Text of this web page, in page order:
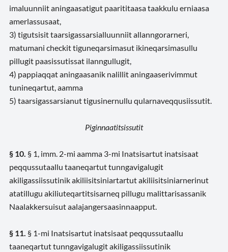
imaluunniit aningaasatigut paarititaasa taakkulu erniaasa
amerlassusaat,
3) tigutsisit taarsigassarsialluunniit allanngorarneri,
matumani checkit tiguneqarsimasut ikineqarsimasullu
pillugit paasissutissat ilanngullugit,
4) pappiaqqat aningaasanik nalillit aningaaserivimmut
tunineqartut, aamma
5) taarsigassarsianut tigusinernullu qularnaveqqusiissutit.
Piginnaatitsissutit
§ 10. § 1, imm. 2-mi aamma 3-mi Inatsisartut inatsisaat
peqqussutaallu taaneqartut tunngavigalugit
akiligassiissutinik akiliisitsiniartartut akiliisitsiniarnerinut
atatillugu akiliuteqartitsisarneq pillugu malittarisassanik
Naalakkersuisut aalajangersaasinnaapput.
§ 11. § 1-mi Inatsisartut inatsisaat peqqussutaallu
taaneqartut tunngavigalugit akiligassiissutinik